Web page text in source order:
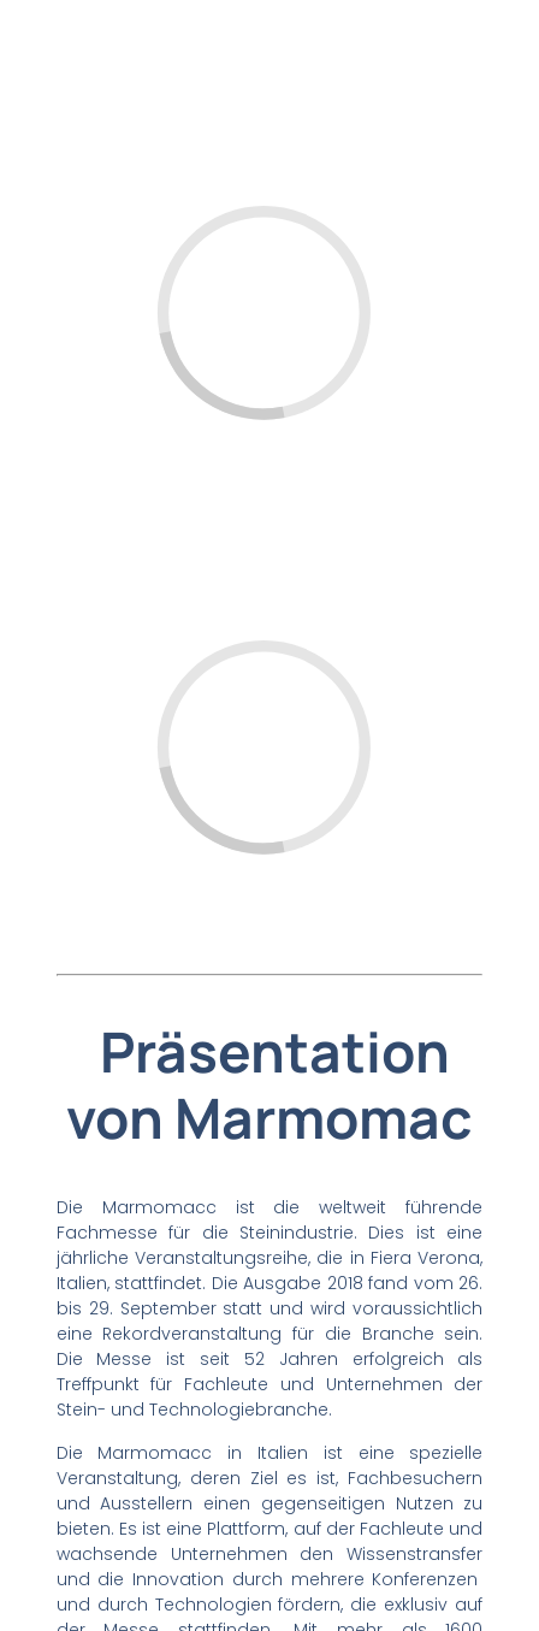
Präsentation
von Marmomac
Die Marmomacc ist die weltweit führende
Fachmesse für die Steinindustrie. Dies ist eine
jährliche Veranstaltungsreihe, die in Fiera Verona,
Italien, stattfindet. Die Ausgabe 2018 fand vom 26.
bis 29. September statt und wird voraussichtlich
eine Rekordveranstaltung für die Branche sein.
Die Messe ist seit 52 Jahren erfolgreich als
Treffpunkt für Fachleute und Unternehmen der
Stein- und Technologiebranche.
Die Marmomacc in Italien ist eine spezielle
Veranstaltung, deren Ziel es ist, Fachbesuchern
und Ausstellern einen gegenseitigen Nutzen zu
bieten. Es ist eine Plattform, auf der Fachleute und
wachsende Unternehmen den Wissenstransfer
und die Innovation durch mehrere Konferenzen
und durch Technologien fördern, die exklusiv auf